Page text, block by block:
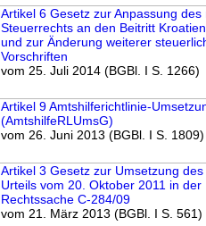
Artikel 6 Gesetz zur Anpassung des
Steuerrechts an den Beitritt
und zur Änderung weiterer
Vorschriften
vom 25. Juli 2014 (BGBl. I S. 1266)
Artikel 9 Amtshilferichtlinie-
(AmtshilfeRLUmsG)
vom 26. Juni 2013 (BGBl. I S. 1809)
Artikel 3 Gesetz zur Umsetzung
Urteils vom 20. Oktober 2011 in der
Rechtssache C-284/09
vom 21. März 2013 (BGBl. I S. 561)